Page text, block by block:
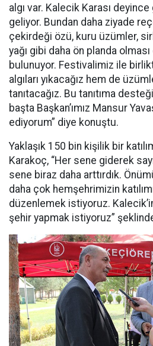
algı var. Kalecik Karası
geliyor. Bundan daha ziyade
çekirdeği özü, kuru üzümler,
yağı gibi daha ön planda
bulunuyor. Festivalimiz ile
algıları yıkacağız hem de
tanıtacağız. Bu tanıtıma
başta Başkan’ımız Mansur
ediyorum” diye konuştu.
Yaklaşık 150 bin kişilik bir
Karakoç, “Her sene giderek
sene biraz daha arttırdık.
daha çok hemşehrimizin
düzenlemek istiyoruz.
şehir yapmak istiyoruz”